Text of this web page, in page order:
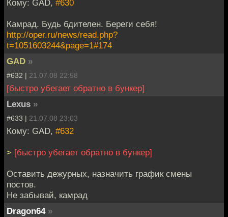
Кому: GAD, #630
Камрад. Будь бдителен. Береги себя!
http://oper.ru/news/read.php?
t=1051603244&page=1#174
GAD »
#632 | 21.07.08 22:58
[быстро убегает обратно в бункер]
Lexus »
#633 | 21.07.08 23:03
Кому: GAD, #632
> [быстро убегает обратно в бункер]
Оставить дежурных, назначить график смены
постов.
Не забывай, камрад
Dragon64 »